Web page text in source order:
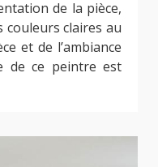
de la pièce,
couleurs claires au
et de l’ambiance
de ce peintre est